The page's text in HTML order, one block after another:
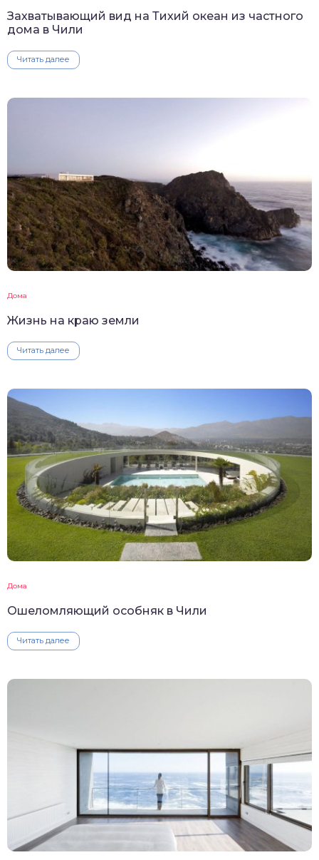
Захватывающий вид на Тихий океан из частного
дома в Чили
Читать далее
Дома
Жизнь на краю земли
Читать далее
Дома
Ошеломляющий особняк в Чили
Читать далее